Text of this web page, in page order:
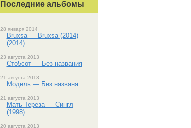
Последние альбомы
28 января 2014
Bruxsa — Bruxsa (2014)
(2014)
23 августа 2013
Сто5сот — Без названия
21 августа 2013
Модель — Без названя
21 августа 2013
Мать Тереза — Сингл
(1998)
20 августа 2013